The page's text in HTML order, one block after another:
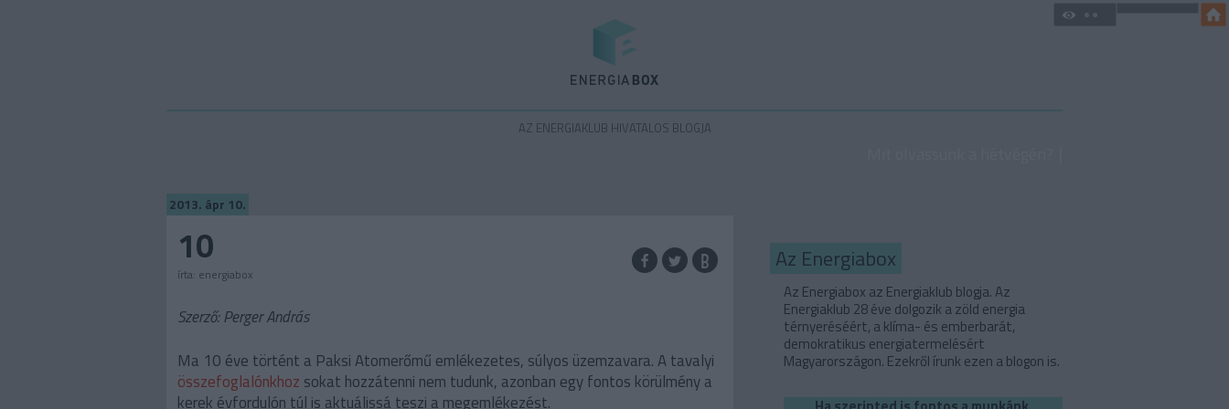
AZ ENERGIAKLUB HIVATALOS BLOGJA
2013. ápr 10.
10
írta: energiabox
Szerző: Perger András
Ma 10 éve történt a Paksi Atomerőmű emlékezetes, súlyos üzemzavara. A tavalyi
összefoglalónkhoz sokat hozzátenni nem tudunk, azonban egy fontos körülmény a
kerek évfordulón túl is aktuálissá teszi a megemlékezést.
Az Energiabox
Az Energiabox az Energiaklub blogja. Az
Energiaklub 28 éve dolgozik a zöld energia
térnyeréséért, a klíma- és emberbarát,
demokratikus energiatermelésért
Magyarországon. Ezekről írunk ezen a blogon is.